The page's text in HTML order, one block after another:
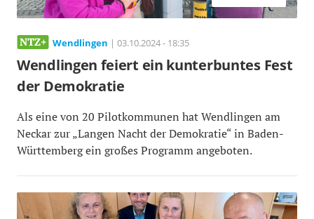
Wendlingen | 03.10.2024 - 18:35
Wendlingen feiert ein kunterbuntes Fest
der Demokratie
Als eine von 20 Pilotkommunen hat Wendlingen am
Neckar zur „Langen Nacht der Demokratie“ in Baden-
Württemberg ein großes Programm angeboten.